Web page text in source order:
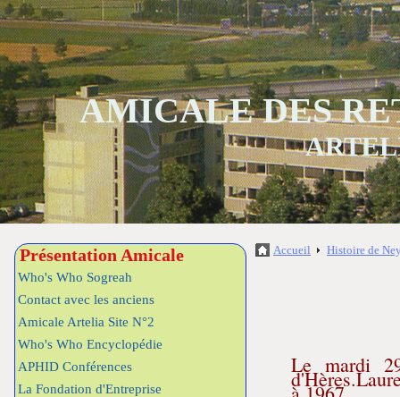
AMICALE DES
Présentation Amicale
Who's Who Sogreah
Contact avec les anciens
Amicale Artelia Site N°2
Who's Who Encyclopédie
APHID Conférences
La Fondation d'Entreprise
Accueil Histoire de
Le mardi